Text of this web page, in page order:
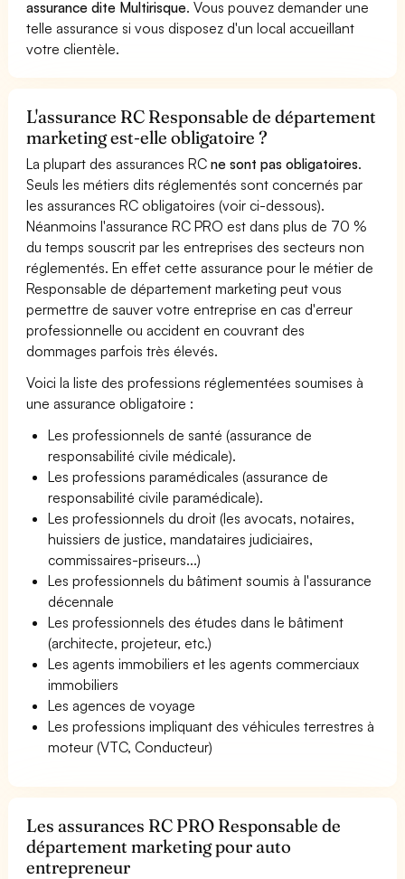
assurance dite Multirisque. Vous pouvez demander une
telle assurance si vous disposez d'un local accueillant
votre clientèle.
L'assurance RC Responsable de département
marketing est-elle obligatoire ?
La plupart des assurances RCne sont pas obligatoires.
Seuls les métiers dits réglementés sont concernés par
les assurances RC obligatoires (voir ci-dessous).
Néanmoins l'assurance RC PRO est dans plus de 70 %
du temps souscrit par les entreprises des secteurs non
réglementés. En effet cette assurance pour le métier de
Responsable de département marketing peut vous
permettre de sauver votre entreprise en cas d'erreur
professionnelle ou accident en couvrant des
dommages parfois très élevés.
Voici la liste des professions réglementées soumises à
une assurance obligatoire :
Les professionnels de santé (assurance de
responsabilité civile médicale).
Les professions paramédicales (assurance de
responsabilité civile paramédicale).
Les professionnels du droit (les avocats, notaires,
huissiers de justice, mandataires judiciaires,
commissaires-priseurs...)
Les professionnels du bâtiment soumis à l'assurance
décennale
Les professionnels des études dans le bâtiment
(architecte, projeteur, etc.)
Les agents immobiliers et les agents commerciaux
immobiliers
Les agences de voyage
Les professions impliquant des véhicules terrestres à
moteur (VTC, Conducteur)
Les assurances RC PRO Responsable de
département marketing pour auto
entrepreneur